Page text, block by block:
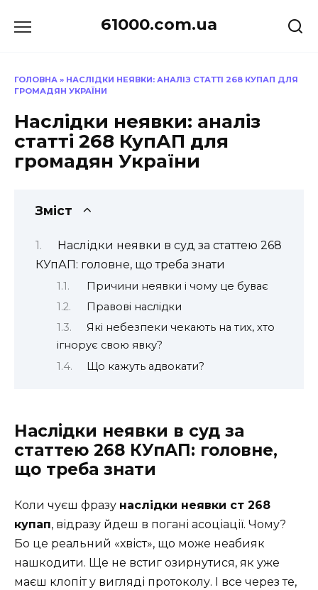
до
61000.com.ua
ГОЛОВНА » НАСЛІДКИ НЕЯВКИ: АНАЛІЗ СТАТТІ 268 КУПАП ДЛЯ
ГРОМАДЯН УКРАЇНИ
Наслідки неявки: аналіз
статті 268 КупАП для
громадян України
Зміст
Наслідки неявки в суд за статтею 268
КУпАП: головне, що треба знати
Причини неявки і чому це буває
Правові наслідки
Які небезпеки чекають на тих, хто
ігнорує свою явку?
Що кажуть адвокати?
Наслідки неявки в суд за
статтею 268 КУпАП: головне,
що треба знати
Коли чуєш фразу наслідки неявки ст 268
купап, відразу йдеш в погані асоціації. Чому?
Бо це реальний «хвіст», що може неабияк
нашкодити. Ще не встиг озирнутися, як уже
маєш клопіт у вигляді протоколу. І все через те,